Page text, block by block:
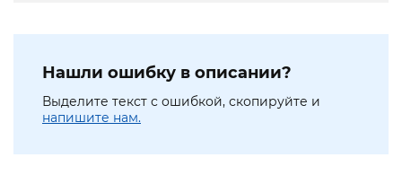
Нашли ошибку в описании?
Выделите текст с ошибкой, скопируйте и
напишите нам.